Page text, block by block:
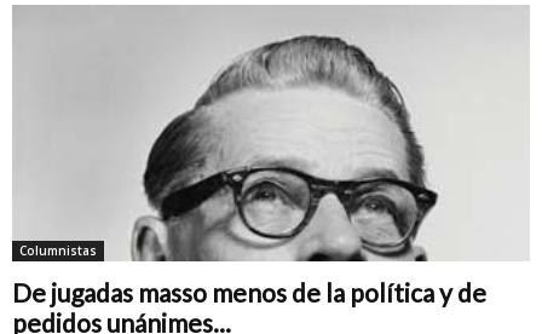
Columnistas
De jugadas masso menos de la política y de
pedidos unánimes...